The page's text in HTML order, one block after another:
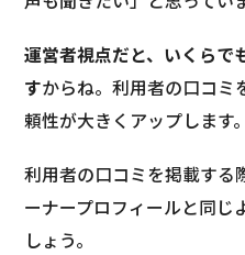
運営者視点だと、いくらで
すからね。利用者の口コミ
頼性が大きくアップします。
利用者の口コミを掲載する
ーナープロフィールと同じ
しょう。